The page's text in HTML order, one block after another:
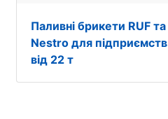
Паливні брикети RUF та
Nestro для підприємств |
від 22 т